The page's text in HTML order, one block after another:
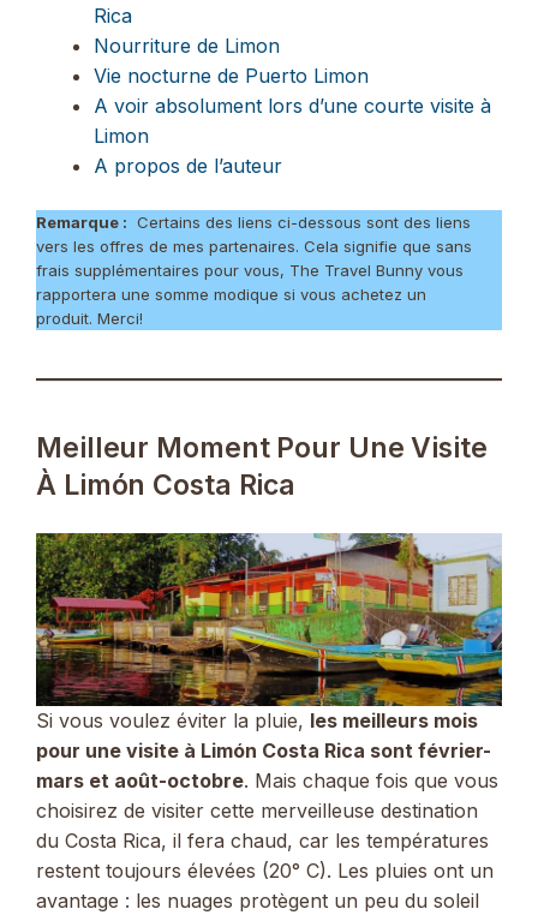
Rica
Nourriture de Limon
Vie nocturne de Puerto Limon
A voir absolument lors d’une courte visite à
Limon
A propos de l’auteur
Remarque : Certains des liens ci-dessous sont des liens
vers les offres de mes partenaires. Cela signifie que sans
frais supplémentaires pour vous, The Travel Bunny vous
rapportera une somme modique si vous achetez un
produit. Merci!
Meilleur Moment Pour Une Visite
À Limón Costa Rica
Si vous voulez éviter la pluie, les meilleurs mois
pour une visite à Limón Costa Rica sont février-
mars et août-octobre. Mais chaque fois que vous
choisirez de visiter cette merveilleuse destination
du Costa Rica, il fera chaud, car les températures
restent toujours élevées (20° C). Les pluies ont un
avantage : les nuages ​​protègent un peu du soleil